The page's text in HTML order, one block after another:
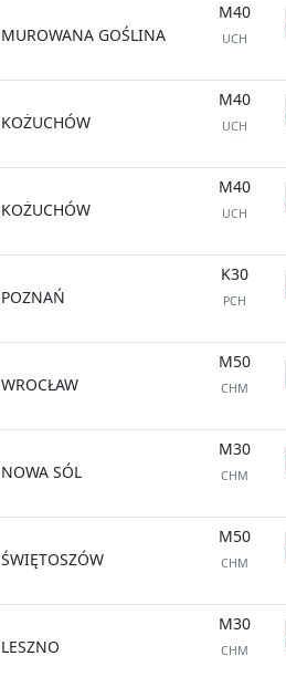
MUROWANA GOŚLINA
M40
UCH
KOŻUCHÓW
M40
UCH
KOŻUCHÓW
M40
UCH
POZNAŃ
K30
PCH
WROCŁAW
M50
CHM
NOWA SÓL
M30
CHM
ŚWIĘTOSZÓW
M50
CHM
LESZNO
M30
CHM